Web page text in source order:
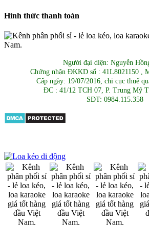
Hình thức thanh toán
Người đại diện: Nguyễn
Chứng nhận ĐKKD số : 41L8021150 ,
Cấp ngày: 19/07/2016, chi cục thuế
ĐC : 41/12 TCH 07, P. Trung Mỹ
SĐT: 0984.115.358